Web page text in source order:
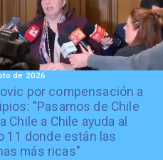
por compensación a
"Pasamos de Chile
Chile a Chile ayuda al
11 donde están las
más ricas"
de 2026